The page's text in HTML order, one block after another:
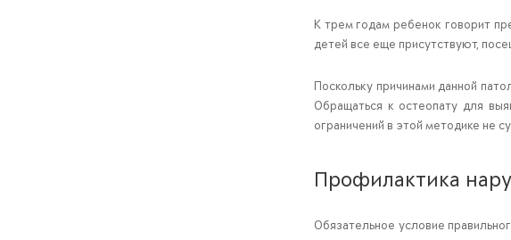
К трем годам ребенок говорит
детей все еще присутствуют,
Поскольку причинами данной
Обращаться к остеопату для
ограничений в этой методике не
Профилактика
Обязательное условие